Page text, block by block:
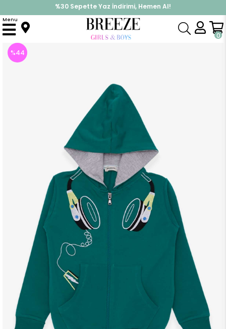
%30 Sepette Yaz İndirimi, Hemen Al!
İndirimlere ek %10 İndirimi Kap, Hemen Üye Ol!
0
Menu
Anasayfa Üst Giyim Hırka
%44